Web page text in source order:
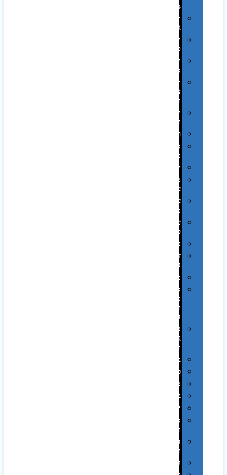
Swiss
תיקי
תיקי
טיולים
תיקי
ספורט
תיקי
ומכתביות
תערוכות
וכנסים
רמקולים
סוכריות
ממותגות
יודאיקה
מארזי
עטים
עטי
מתכת
עטי
פלסטיק
אוזניות
זכרונות
ניידים
מפצלים
סביבת
מחשב
וציוד
היקפי
סוללות
גיבוי
ומטענים
ביגוד
כובעים
מגבות
בקבוקים
תרמי
ספלים
וכוסות
הוקרה
ואומנות
חגים